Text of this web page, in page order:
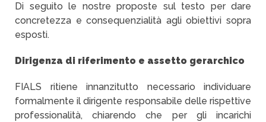
Di seguito le nostre proposte sul testo per dare
concretezza e consequenzialità agli obiettivi sopra
esposti.
Dirigenza di riferimento e assetto gerarchico
FIALS ritiene innanzitutto necessario individuare
formalmente il dirigente responsabile delle rispettive
professionalità, chiarendo che per gli incarichi